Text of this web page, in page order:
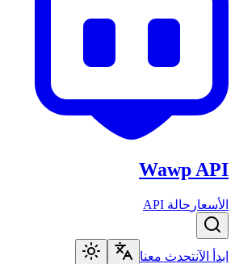
Wawp API
الأسعار حالة API
ابدأ الآنتحدث معنا